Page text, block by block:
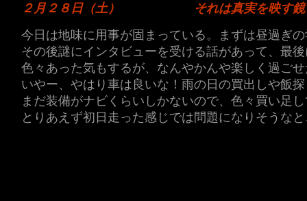
２月２８日（土）
それは真実を映す
今日は地味に用事が固まっている。まずは昼過ぎ
その後謎にインタビューを受ける話があって、最
色々あった気もするが、なんやかんや楽しく過ご
いやー、やはり車は良いな！雨の日の買出しや飯
まだ装備がナビくらいしかないので、色々買い足
とりあえず初日走った感じでは問題になりそうな